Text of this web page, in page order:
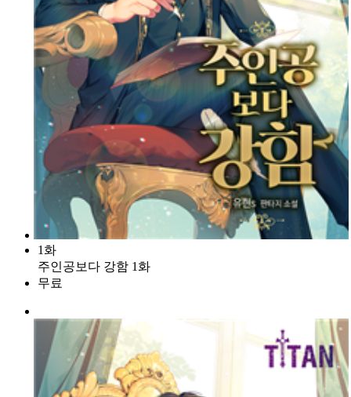
1화
주인공보다 강함 1화
무료